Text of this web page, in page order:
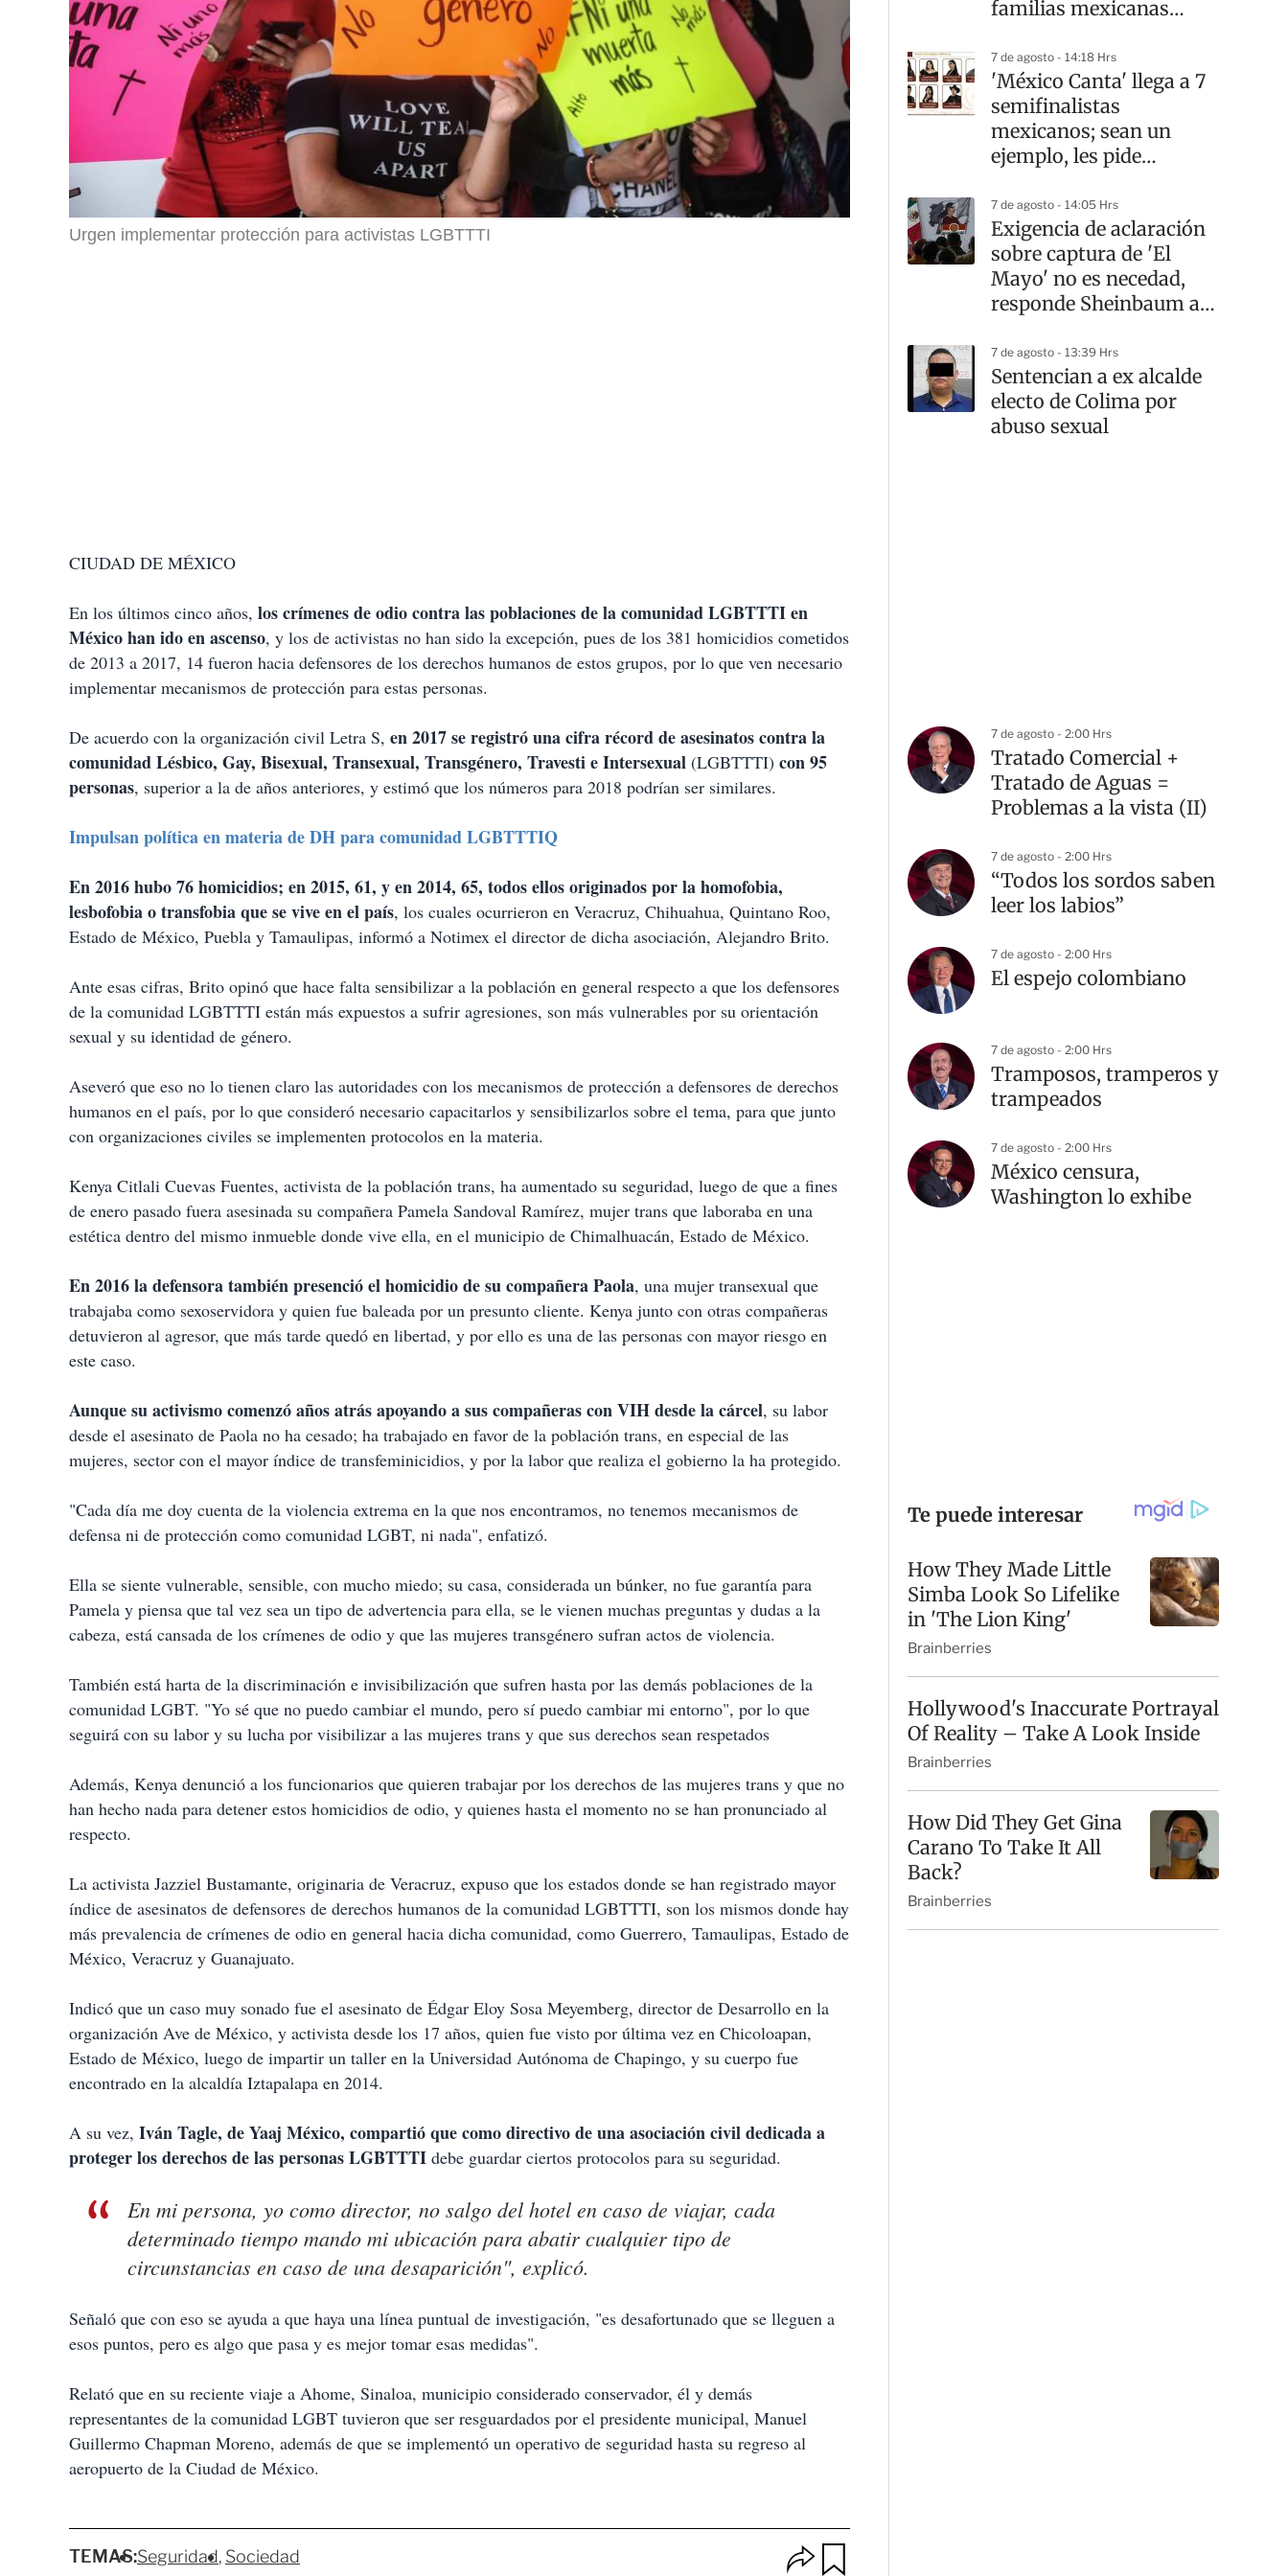
Urgen implementar protección para activistas LGBTTTI
CIUDAD DE MÉXICO
En los últimos cinco años, los crímenes de odio contra las poblaciones de la comunidad LGBTTTI en
México han ido en ascenso, y los de activistas no han sido la excepción, pues de los 381 homicidios cometidos
de 2013 a 2017, 14 fueron hacia defensores de los derechos humanos de estos grupos, por lo que ven necesario
implementar mecanismos de protección para estas personas.
De acuerdo con la organización civil Letra S, en 2017 se registró una cifra récord de asesinatos contra la
comunidad Lésbico, Gay, Bisexual, Transexual, Transgénero, Travesti e Intersexual (LGBTTTI) con 95
personas, superior a la de años anteriores, y estimó que los números para 2018 podrían ser similares.
Impulsan política en materia de DH para comunidad LGBTTTIQ
En 2016 hubo 76 homicidios; en 2015, 61, y en 2014, 65, todos ellos originados por la homofobia,
lesbofobia o transfobia que se vive en el país, los cuales ocurrieron en Veracruz, Chihuahua, Quintano Roo,
Estado de México, Puebla y Tamaulipas, informó a Notimex el director de dicha asociación, Alejandro Brito.
Ante esas cifras, Brito opinó que hace falta sensibilizar a la población en general respecto a que los defensores
de la comunidad LGBTTTI están más expuestos a sufrir agresiones, son más vulnerables por su orientación
sexual y su identidad de género.
Aseveró que eso no lo tienen claro las autoridades con los mecanismos de protección a defensores de derechos
humanos en el país, por lo que consideró necesario capacitarlos y sensibilizarlos sobre el tema, para que junto
con organizaciones civiles se implementen protocolos en la materia.
Kenya Citlali Cuevas Fuentes, activista de la población trans, ha aumentado su seguridad, luego de que a fines
de enero pasado fuera asesinada su compañera Pamela Sandoval Ramírez, mujer trans que laboraba en una
estética dentro del mismo inmueble donde vive ella, en el municipio de Chimalhuacán, Estado de México.
En 2016 la defensora también presenció el homicidio de su compañera Paola, una mujer transexual que
trabajaba como sexoservidora y quien fue baleada por un presunto cliente. Kenya junto con otras compañeras
detuvieron al agresor, que más tarde quedó en libertad, y por ello es una de las personas con mayor riesgo en
este caso.
Aunque su activismo comenzó años atrás apoyando a sus compañeras con VIH desde la cárcel, su labor
desde el asesinato de Paola no ha cesado; ha trabajado en favor de la población trans, en especial de las
mujeres, sector con el mayor índice de transfeminicidios, y por la labor que realiza el gobierno la ha protegido.
"Cada día me doy cuenta de la violencia extrema en la que nos encontramos, no tenemos mecanismos de
defensa ni de protección como comunidad LGBT, ni nada", enfatizó.
Ella se siente vulnerable, sensible, con mucho miedo; su casa, considerada un búnker, no fue garantía para
Pamela y piensa que tal vez sea un tipo de advertencia para ella, se le vienen muchas preguntas y dudas a la
cabeza, está cansada de los crímenes de odio y que las mujeres transgénero sufran actos de violencia.
También está harta de la discriminación e invisibilización que sufren hasta por las demás poblaciones de la
comunidad LGBT. "Yo sé que no puedo cambiar el mundo, pero sí puedo cambiar mi entorno", por lo que
seguirá con su labor y su lucha por visibilizar a las mujeres trans y que sus derechos sean respetados
Además, Kenya denunció a los funcionarios que quieren trabajar por los derechos de las mujeres trans y que no
han hecho nada para detener estos homicidios de odio, y quienes hasta el momento no se han pronunciado al
respecto.
La activista Jazziel Bustamante, originaria de Veracruz, expuso que los estados donde se han registrado mayor
índice de asesinatos de defensores de derechos humanos de la comunidad LGBTTTI, son los mismos donde hay
más prevalencia de crímenes de odio en general hacia dicha comunidad, como Guerrero, Tamaulipas, Estado de
México, Veracruz y Guanajuato.
Indicó que un caso muy sonado fue el asesinato de Édgar Eloy Sosa Meyemberg, director de Desarrollo en la
organización Ave de México, y activista desde los 17 años, quien fue visto por última vez en Chicoloapan,
Estado de México, luego de impartir un taller en la Universidad Autónoma de Chapingo, y su cuerpo fue
encontrado en la alcaldía Iztapalapa en 2014.
A su vez, Iván Tagle, de Yaaj México, compartió que como directivo de una asociación civil dedicada a
proteger los derechos de las personas LGBTTTI debe guardar ciertos protocolos para su seguridad.
En mi persona, yo como director, no salgo del hotel en caso de viajar, cada
determinado tiempo mando mi ubicación para abatir cualquier tipo de
circunstancias en caso de una desaparición", explicó.
Señaló que con eso se ayuda a que haya una línea puntual de investigación, "es desafortunado que se lleguen a
esos puntos, pero es algo que pasa y es mejor tomar esas medidas".
Relató que en su reciente viaje a Ahome, Sinaloa, municipio considerado conservador, él y demás
representantes de la comunidad LGBT tuvieron que ser resguardados por el presidente municipal, Manuel
Guillermo Chapman Moreno, además de que se implementó un operativo de seguridad hasta su regreso al
aeropuerto de la Ciudad de México.
TEMAS:Seguridad Sociedad
familias mexicanas
7 de agosto - 14:18 Hrs
'México Canta' llega a 7
semifinalistas
mexicanos; sean un
ejemplo, les pide
7 de agosto - 14:05 Hrs
Exigencia de aclaración
sobre captura de 'El
Mayo' no es necedad,
responde Sheinbaum a
7 de agosto - 13:39 Hrs
Sentencian a ex alcalde
electo de Colima por
abuso sexual
7 de agosto - 2:00 Hrs
Tratado Comercial +
Tratado de Aguas =
Problemas a la vista (II)
7 de agosto - 2:00 Hrs
“Todos los sordos saben
leer los labios”
7 de agosto - 2:00 Hrs
El espejo colombiano
7 de agosto - 2:00 Hrs
Tramposos, tramperos y
trampeados
7 de agosto - 2:00 Hrs
México censura,
Washington lo exhibe